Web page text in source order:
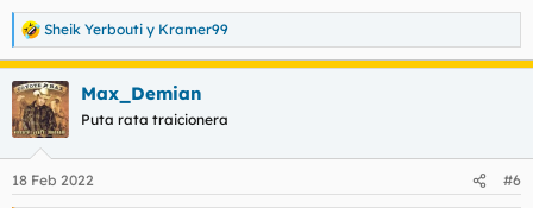
R
e
a
c
c
i
e
Sheik Yerbouti y Kramer99
Max_Demian
Puta rata traicionera
18 Feb 2022 #6